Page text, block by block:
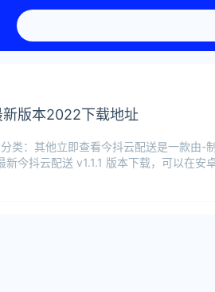
新版本2022下载地址
类：其他立即查看今抖云配送是一款由-
新今抖云配送 v1.1.1 版本下载，可以在安